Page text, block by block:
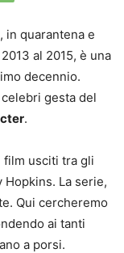
, in quarantena e
al 2015, è una
decennio.
gesta del
.
film usciti tra gli
Hopkins. La serie,
Qui cercheremo
ai tanti
a porsi.